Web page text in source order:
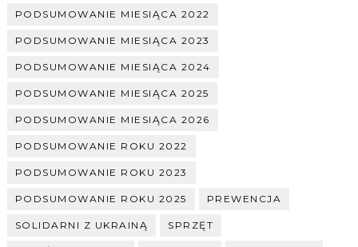
PODSUMOWANIE MIESIĄCA 2022
PODSUMOWANIE MIESIĄCA 2023
PODSUMOWANIE MIESIĄCA 2024
PODSUMOWANIE MIESIĄCA 2025
PODSUMOWANIE MIESIĄCA 2026
PODSUMOWANIE ROKU 2022
PODSUMOWANIE ROKU 2023
PODSUMOWANIE ROKU 2025 PREWENCJA
SOLIDARNI Z UKRAINĄ SPRZĘT